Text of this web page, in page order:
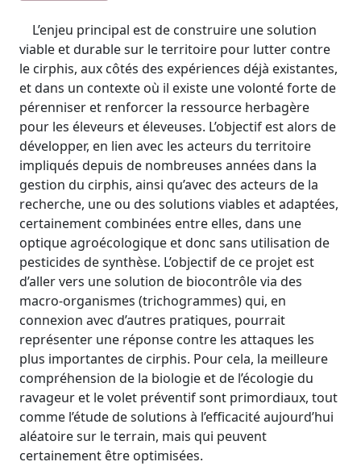
L’enjeu principal est de construire une solution
viable et durable sur le territoire pour lutter contre
le cirphis, aux côtés des expériences déjà existantes,
et dans un contexte où il existe une volonté forte de
pérenniser et renforcer la ressource herbagère
pour les éleveurs et éleveuses. L’objectif est alors de
développer, en lien avec les acteurs du territoire
impliqués depuis de nombreuses années dans la
gestion du cirphis, ainsi qu’avec des acteurs de la
recherche, une ou des solutions viables et adaptées,
certainement combinées entre elles, dans une
optique agroécologique et donc sans utilisation de
pesticides de synthèse. L’objectif de ce projet est
d’aller vers une solution de biocontrôle via des
macro-organismes (trichogrammes) qui, en
connexion avec d’autres pratiques, pourrait
représenter une réponse contre les attaques les
plus importantes de cirphis. Pour cela, la meilleure
compréhension de la biologie et de l’écologie du
ravageur et le volet préventif sont primordiaux, tout
comme l’étude de solutions à l’efficacité aujourd’hui
aléatoire sur le terrain, mais qui peuvent
certainement être optimisées.